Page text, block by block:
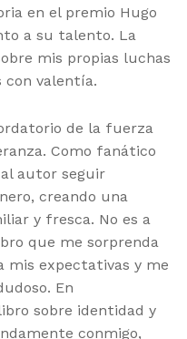
en el premio Hugo
a su talento. La
mis propias luchas
valentía.
de la fuerza
Como fanático
autor seguir
creando una
y fresca. No es a
que me sorprenda
mis expectativas y me
En
sobre identidad y
conmigo,